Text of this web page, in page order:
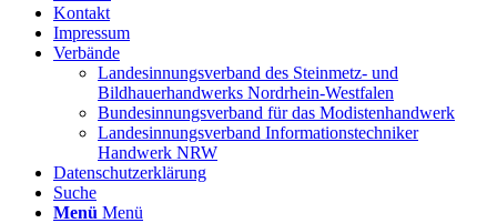
Kontakt
Impressum
Verbände
Landesinnungsverband des Steinmetz- und
Bildhauerhandwerks Nordrhein-Westfalen
Bundesinnungsverband für das Modistenhandwerk
Landesinnungsverband Informationstechniker
Handwerk NRW
Datenschutzerklärung
Suche
Menü Menü